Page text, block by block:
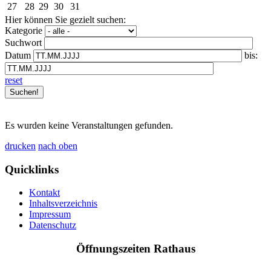
27
28 29 30
31
Hier können Sie gezielt suchen:
Kategorie
Suchwort
Datum
bis:
reset
Es wurden keine Veranstaltungen gefunden.
drucken nach oben
Quicklinks
Kontakt
Inhaltsverzeichnis
Impressum
Datenschutz
Öffnungszeiten Rathaus